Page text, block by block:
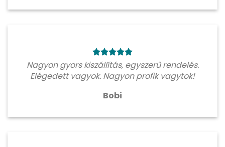
Nagyon gyors kiszállítás, egyszerű rendelés.
Elégedett vagyok. Nagyon profik vagytok!
Bobi